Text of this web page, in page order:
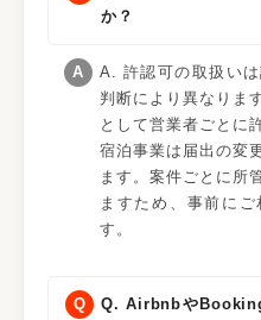
か？
A. 許認可の取扱い
判断により異なりま
として営業者ごとに
宿泊事業は届出の変
ます。案件ごとに所
ますため、事前に
す。
Q. Airbnbや